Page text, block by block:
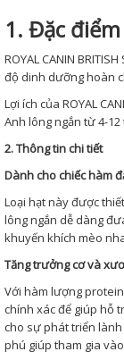
1. Đặc
ROYAL CANIN
độ dinh dưỡng hoàn
Lợi ích của ROYAL
Anh lông ngắn từ 4-
2. Thông tin chi tiết
Dành cho chiếc hàm
Loại hạt này được
lông ngắn dễ dàng
khuyến khích mèo
Tăng trưởng cơ và
Với hàm lượng
chính xác để giúp hỗ
cho sự phát triển
phú giúp tham gia